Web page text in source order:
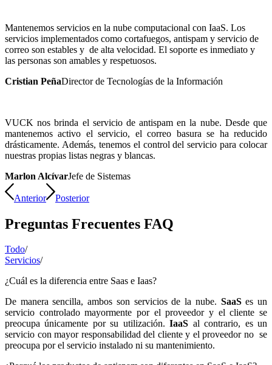
Mantenemos servicios en la nube computacional con IaaS. Los
servicios implementados como cortafuegos, antispam y servicio de
correo son estables y de alta velocidad. El soporte es inmediato y
las personas son amables y respetuosos.
Cristian PeñaDirector de Tecnologías de la Información
VUCK nos brinda el servicio de antispam en la nube. Desde que
mantenemos activo el servicio, el correo basura se ha reducido
drásticamente. Además, tenemos el control del servicio para colocar
nuestras propias listas negras y blancas.
Marlon AlcívarJefe de Sistemas
Anterior Posterior
Preguntas Frecuentes FAQ
Todo/
Servicios/
¿Cuál es la diferencia entre Saas e Iaas?
De manera sencilla, ambos son servicios de la nube. SaaSes un
servicio controlado mayormente por el proveedor y el cliente se
preocupa únicamente por su utilización.IaaS al contrario, es un
servicio con mayor responsabilidad del cliente y el proveedor no se
preocupa por el servicio instalado ni su mantenimiento.